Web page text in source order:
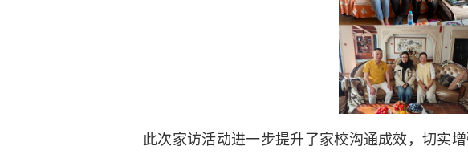
此次家访活动进一步提升了家校沟通成效，切实